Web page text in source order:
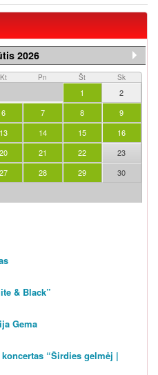
2026
Kt Pn Št Sk
1
2
6 7 8
9
13 14 15
16
20 21 22
23
27 28 29
30
& Black”
Gema
“Širdies gelmėj |